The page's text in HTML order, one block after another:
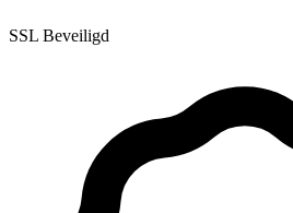
SSL Beveiligd